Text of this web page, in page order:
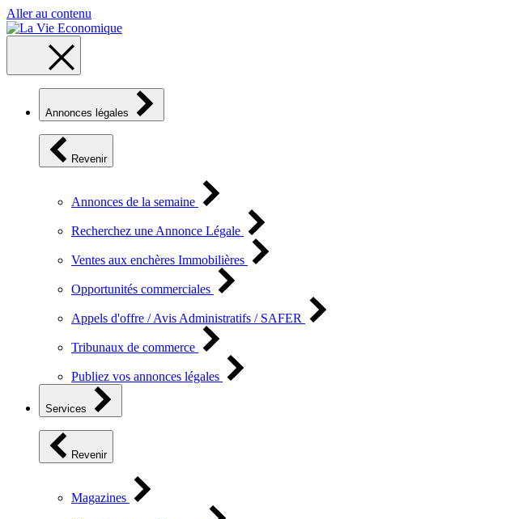
Aller au contenu
Annonces légales
Revenir
Annonces de la semaine
Recherchez une Annonce Légale
Ventes aux enchères Immobilières
Opportunités commerciales
Appels d'offre / Avis Administratifs / SAFER
Tribunaux de commerce
Publiez vos annonces légales
Services
Revenir
Magazines